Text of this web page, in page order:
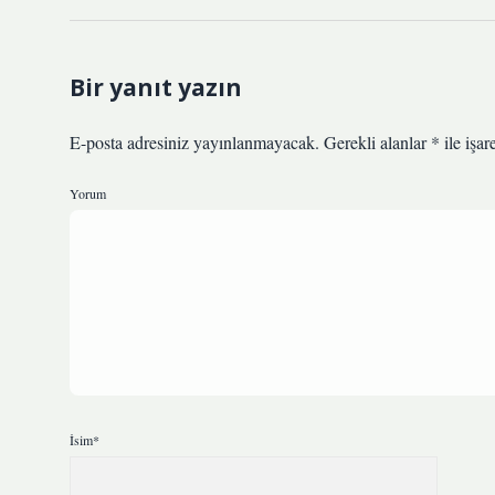
Bir yanıt yazın
E-posta adresiniz yayınlanmayacak. Gerekli alanlar* ile
Yorum
İsim*